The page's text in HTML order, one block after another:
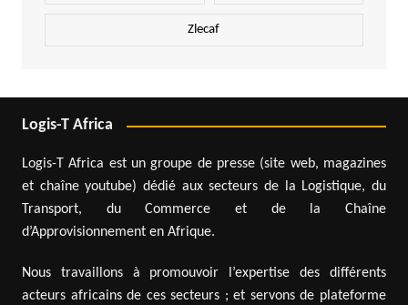
Zlecaf
Logis-T Africa
Logis-T Africa est un groupe de presse (site web, magazines
et chaîne youtube) dédié aux secteurs de la Logistique, du
Transport, du Commerce et de la Chaîne
d’Approvisionnement en Afrique.
Nous travaillons à promouvoir l’expertise des différents
acteurs africains de ces secteurs ; et servons de plateforme